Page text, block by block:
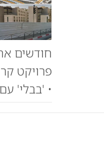
חודשים
פרויקט
• 'בבלי'